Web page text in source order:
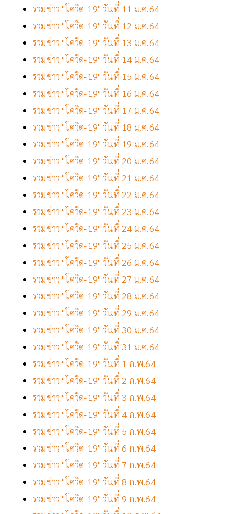
รวมข่าว "โควิด-19" วันที่ 11 ม.ค.64
รวมข่าว "โควิด-19" วันที่ 12 ม.ค.64
รวมข่าว "โควิด-19" วันที่ 13 ม.ค.64
รวมข่าว "โควิด-19" วันที่ 14 ม.ค.64
รวมข่าว "โควิด-19" วันที่ 15 ม.ค.64
รวมข่าว "โควิด-19" วันที่ 16 ม.ค.64
รวมข่าว "โควิด-19" วันที่ 17 ม.ค.64
รวมข่าว "โควิด-19" วันที่ 18 ม.ค.64
รวมข่าว "โควิด-19" วันที่ 19 ม.ค.64
รวมข่าว "โควิด-19" วันที่ 20 ม.ค.64
รวมข่าว "โควิด-19" วันที่ 21 ม.ค.64
รวมข่าว "โควิด-19" วันที่ 22 ม.ค.64
รวมข่าว "โควิด-19" วันที่ 23 ม.ค.64
รวมข่าว "โควิด-19" วันที่ 24 ม.ค.64
รวมข่าว "โควิด-19" วันที่ 25 ม.ค.64
รวมข่าว "โควิด-19" วันที่ 26 ม.ค.64
รวมข่าว "โควิด-19" วันที่ 27 ม.ค.64
รวมข่าว "โควิด-19" วันที่ 28 ม.ค.64
รวมข่าว "โควิด-19" วันที่ 29 ม.ค.64
รวมข่าว "โควิด-19" วันที่ 30 ม.ค.64
รวมข่าว "โควิด-19" วันที่ 31 ม.ค.64
รวมข่าว "โควิด-19" วันที่ 1 ก.พ.64
รวมข่าว "โควิด-19" วันที่ 2 ก.พ.64
รวมข่าว "โควิด-19" วันที่ 3 ก.พ.64
รวมข่าว "โควิด-19" วันที่ 4 ก.พ.64
รวมข่าว "โควิด-19" วันที่ 5 ก.พ.64
รวมข่าว "โควิด-19" วันที่ 6 ก.พ.64
รวมข่าว "โควิด-19" วันที่ 7 ก.พ.64
รวมข่าว "โควิด-19" วันที่ 8 ก.พ.64
รวมข่าว "โควิด-19" วันที่ 9 ก.พ.64